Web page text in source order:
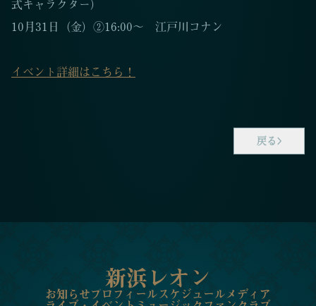
式キャラクター）
10月31日（金）②16:00〜 江戸川コナン
イベント詳細はこちら！
戻る
新浜レオン
お知らせプロフィールスケジュールメディア